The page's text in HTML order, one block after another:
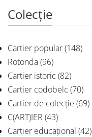
Colecție
Cartier popular(148)
Rotonda(96)
Cartier istoric (82)
Cartier codobelc (70)
Cartier de colecție (69)
C(ART)IER (43)
Cartier educațional (42)